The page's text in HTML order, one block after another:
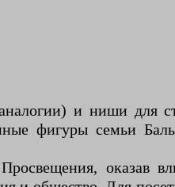
и ниши для
фигуры семьи
оказав